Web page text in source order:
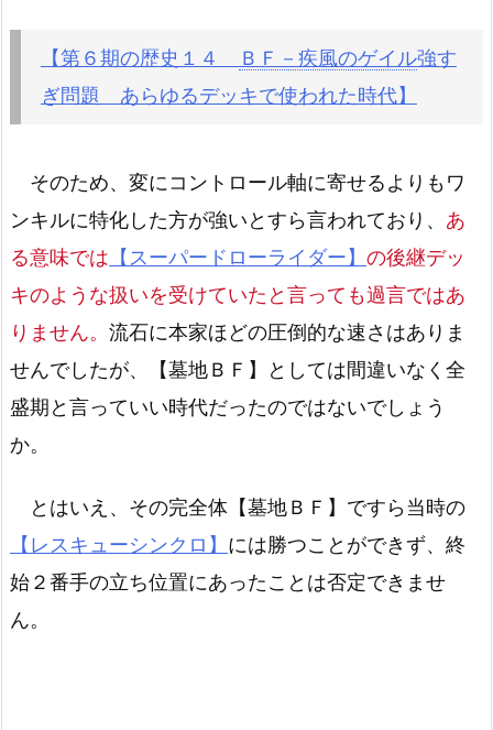
【第６期の歴史１４ ＢＦ－疾風のゲイル強す
ぎ問題 あらゆるデッキで使われた時代】
そのため、変にコントロール軸に寄せるよりもワ
ンキルに特化した方が強いとすら言われており、 あ
る意味では 【スーパードローライダー】 の後継デッ
キのような扱いを受けていたと言っても過言ではあ
りません。 流石に本家ほどの圧倒的な速さはありま
せんでしたが、【墓地ＢＦ】としては間違いなく全
盛期と言っていい時代だったのではないでしょう
か。
とはいえ、その完全体【墓地ＢＦ】ですら当時の
【レスキューシンクロ】 には勝つことができず、終
始２番手の立ち位置にあったことは否定できませ
ん。